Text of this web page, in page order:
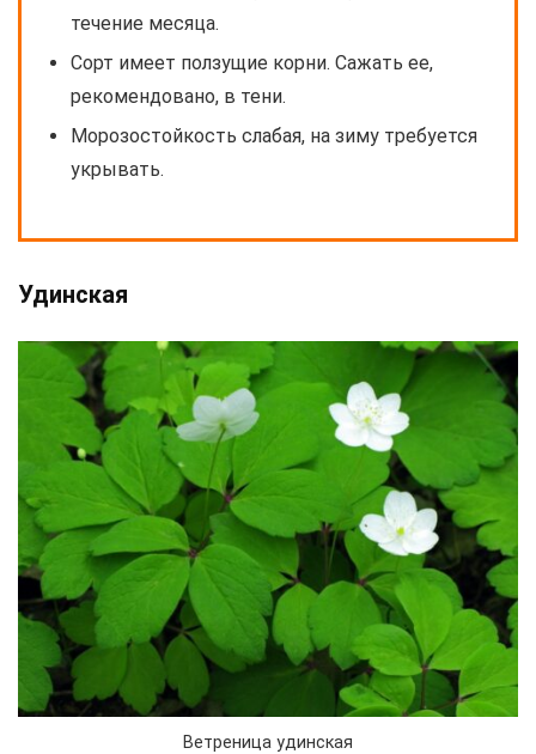
течение месяца.
Сорт имеет ползущие корни. Сажать ее,
рекомендовано, в тени.
Морозостойкость слабая, на зиму требуется
укрывать.
Удинская
Ветреница удинская